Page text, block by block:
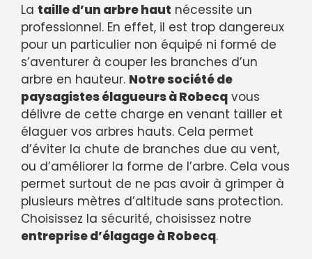
La taille d’un arbre haut nécessite un
professionnel. En effet, il est trop dangereux
pour un particulier non équipé ni formé de
s’aventurer à couper les branches d’un
arbre en hauteur. Notre société de
paysagistes élagueurs à Robecq vous
délivre de cette charge en venant tailler et
élaguer vos arbres hauts. Cela permet
d’éviter la chute de branches due au vent,
ou d’améliorer la forme de l’arbre. Cela vous
permet surtout de ne pas avoir à grimper à
plusieurs mètres d’altitude sans protection.
Choisissez la sécurité, choisissez notre
entreprise d’élagage à Robecq.